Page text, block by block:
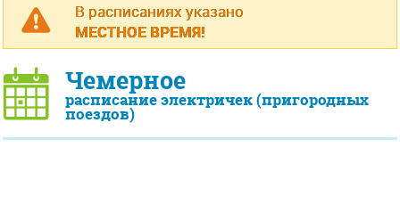
В расписаниях указано
МЕСТНОЕ ВРЕМЯ!
Чемерное
расписание электричек (пригородных
поездов)